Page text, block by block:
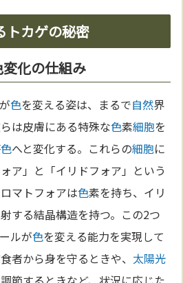
トカゲの秘密
化の仕組み
色を変える姿は、まるで自然界
は皮膚にある特殊な色素細胞を
色へと変化する。これらの細胞に
ア」と「イリドフォア」という
マトフォアは色素を持ち、イリ
する結晶構造を持つ。この2つ
ルが色を変える能力を実現して
者から身を守るときや、 太陽光